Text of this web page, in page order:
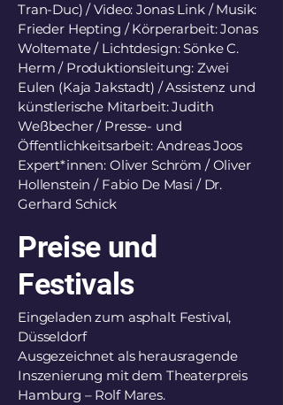
Tran-Duc) / Video: Jonas Link / Musik:
Frieder Hepting / Körperarbeit: Jonas
Woltemate / Lichtdesign: Sönke C.
Herm / Produktionsleitung: Zwei
Eulen (Kaja Jakstadt) / Assistenz und
künstlerische Mitarbeit: Judith
Weßbecher / Presse- und
Öffentlichkeitsarbeit: Andreas Joos
Expert*innen: Oliver Schröm / Oliver
Hollenstein / Fabio De Masi / Dr.
Gerhard Schick
Preise und
Festivals
Eingeladen zum asphalt Festival,
Düsseldorf
Ausgezeichnet als herausragende
Inszenierung mit dem Theaterpreis
Hamburg – Rolf Mares.